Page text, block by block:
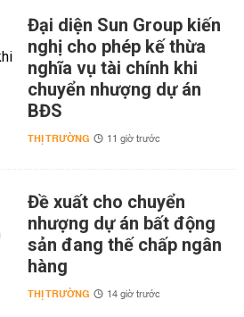
Đại diện Sun Group kiến
nghị cho phép kế thừa
nghĩa vụ tài chính khi
chuyển nhượng dự án
BĐS
THỊ TRƯỜNG 11 giờ trước
Đề xuất cho chuyển
nhượng dự án bất động
sản đang thế chấp ngân
hàng
THỊ TRƯỜNG 14 giờ trước